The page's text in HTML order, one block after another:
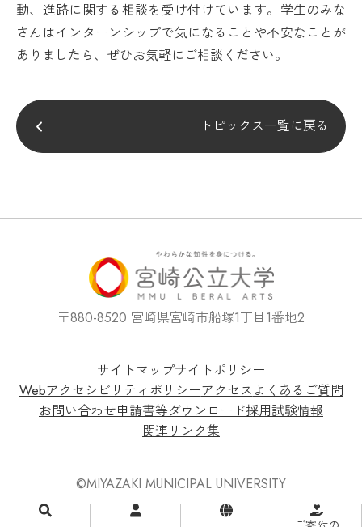
動、進路に関する相談を受け付けています。学生のみな
さんはインターンシップで気になることや不安なことが
ありましたら、ぜひお気軽にご相談ください。
トピックス一覧に戻る
〒880-8520 宮崎県宮崎市船塚1丁目1番地2
サイトマップサイトポリシー
Webアクセシビリティポリシーアクセス よくあるご質問
お問い合わせ申請書等ダウンロード採用試験情報
関連リンク集
©MIYAZAKI MUNICIPAL UNIVERSITY